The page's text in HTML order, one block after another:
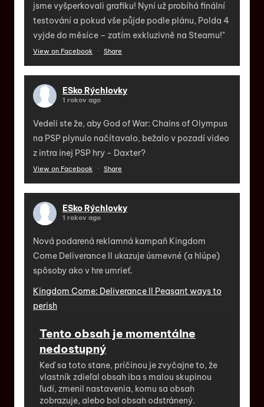
jsme vyšperkovali grafiku! Nyní už probíhá finální
testování a pokud vše půjde podle plánu, Polda 4
vyjde do měsíce – zatím exkluzivně na Steamu!"
View on Facebook · Share
ESko Rýchlovky
1 rokov ago
Vedeli ste že, aby God of War: Chains of Olympus
na PSP plynulo načítavalo, bežalo v pozadí video
z intra inej PSP hry - Daxter?
View on Facebook · Share
ESko Rýchlovky
1 rokov ago
Nová podarená reklamná kampaň Kingdom
Come Deliverance II ukazuje úsmevné (a hlúpe)
spôsoby ako v hre umrieť.
Kingdom Come: Deliverance II Peasant ways to
perish
Tento obsah je momentálne
nedostupný
Keď sa toto stane, príčinou je zvyčajne to, že
vlastník zdieľal obsah iba s malou skupinou
ľudí, zmenil nastavenia, komu sa obsah
zobrazuje, alebo bol obsah odstránený.